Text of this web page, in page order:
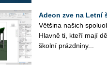
Adeon zve na Letní
Vět­ši­na na­šich
Hlav­ně ti, kteří mají
škol­ní prázd­ni­ny...